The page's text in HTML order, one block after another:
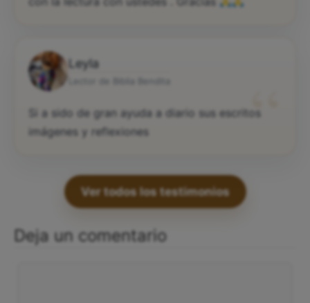
Leyla
“
Si a sido de gran ayuda a diario sus escritos
imágenes y reflexiones
Ver todos los testimonios
Deja un comentario